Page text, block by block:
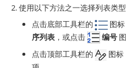
使用以下方法之一选择列表类型
点击底部工具栏的
图
序列表 ，或点击 编号
点击顶部工具栏的
图标